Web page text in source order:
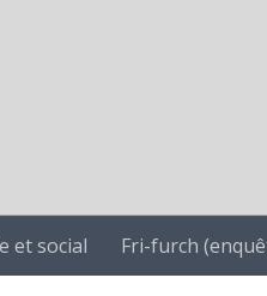
et social Fri-furch